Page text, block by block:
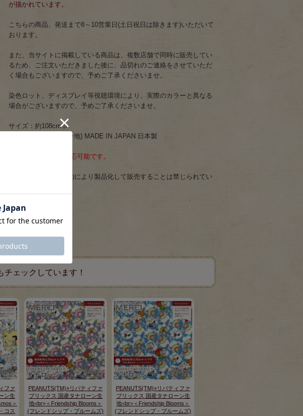
が描かれています。
こちらの商品、発送まで8～10営業日(土日祝日は除きます)いただいて
おります。
また、当サイトに掲載している商品は、複数店舗で同時に販売してい
るため、ご注文いただきました後に、品切れのご連絡をさせていただ
く場合もございますので、予めご了承くださいませ。
染色ロット、ディスプレイ等視聴環境により、実際のカラーと異なる
場合がございますので、予めご了承くださいませ。
サイズ：約108cm巾
素材：綿100％(ローン地) MADE IN JAPAN 日本製
ネコポスは5mまで対応可能です。
※このプリントは契約により製品化して販売することは禁じられてい
ェックしています！
ファ
ン生
＞
コス
PEANUTS(TM)×リバティファ
ブリックス 国産タナローン生
地<br>＜Friendship Blooms＞
(フレンドシップ・ブルームズ)
PEANUTS(TM)×リバティファ
ブリックス 国産タナローン生
地<br>＜Friendship Blooms＞
(フレンドシップ・ブルームズ)